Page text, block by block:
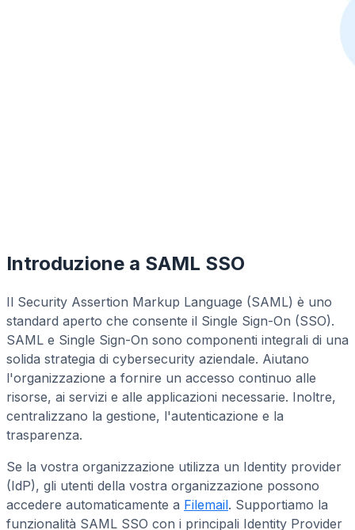
Introduzione a SAML SSO
Il Security Assertion Markup Language (SAML) è uno
standard aperto che consente il Single Sign-On (SSO).
SAML e Single Sign-On sono componenti integrali di una
solida strategia di cybersecurity aziendale. Aiutano
l'organizzazione a fornire un accesso continuo alle
risorse, ai servizi e alle applicazioni necessarie. Inoltre,
centralizzano la gestione, l'autenticazione e la
trasparenza.
Se la vostra organizzazione utilizza un Identity provider
(IdP), gli utenti della vostra organizzazione possono
accedere automaticamente a Filemail. Supportiamo la
funzionalità SAML SSO con i principali Identity Provider